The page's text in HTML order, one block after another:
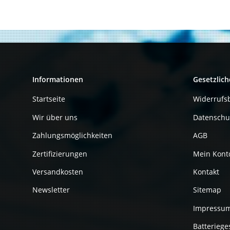
Informationen
Startseite
Wir über uns
Zahlungsmöglichkeiten
Zertifizierungen
Versandkosten
Newsletter
AGB
Mein
Kontakt
Sitemap